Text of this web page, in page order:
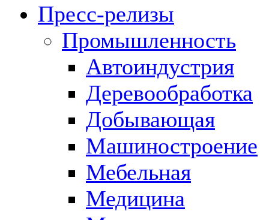
Пресс-релизы
Промышленность
Автоиндустрия
Деревообработка
Добывающая
Машиностроение
Мебельная
Медицина